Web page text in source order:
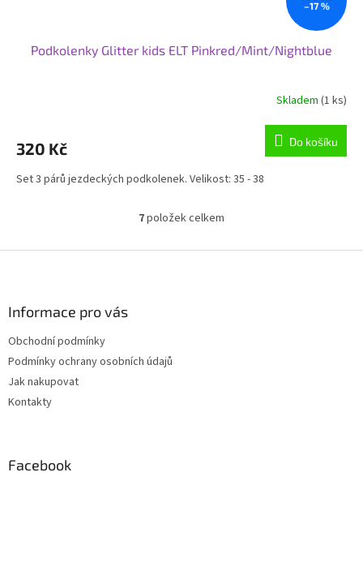
–17 %
Podkolenky Glitter kids ELT Pinkred/Mint/Nightblue
Skladem (1 ks)
320 Kč Do košíku
Set 3 párů jezdeckých podkolenek. Velikost: 35 - 38
O
l
7položek celkem
Informace pro vás
Obchodní podmínky
Podmínky ochrany osobních údajů
Jak nakupovat
Kontakty
Facebook